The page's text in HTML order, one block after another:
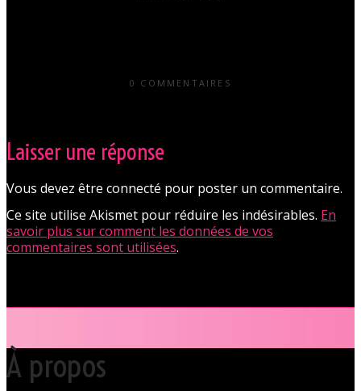
0 COMMENTAIRES
Laisser une réponse
Vous devez être connecté pour poster un commentaire.
Ce site utilise Akismet pour réduire les indésirables. En
savoir plus sur comment les données de vos
commentaires sont utilisées.
À propos